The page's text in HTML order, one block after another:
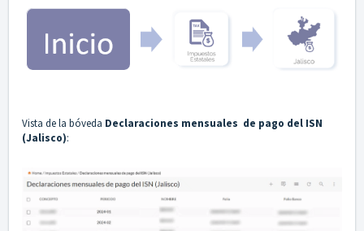
Vista de la bóveda Declaraciones mensuales de pago del ISN
(Jalisco):